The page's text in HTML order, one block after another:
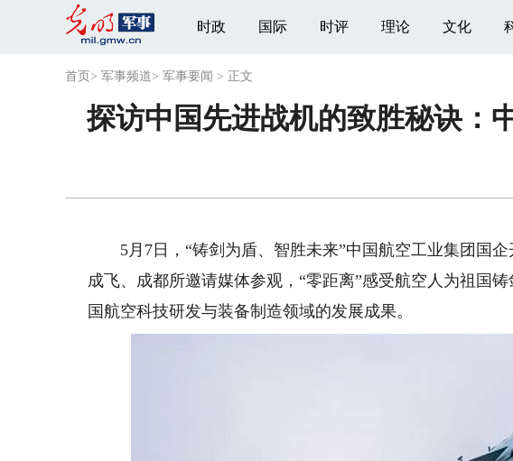
时政 国际 时评 理论 文化
首页 > 军事频道> 军事要闻 > 正文
探访中国先进战机的致胜秘诀：
5月7日，“铸剑为盾、智胜未来”中国航空工业集团国企
成飞、成都所邀请媒体参观，“零距离”感受航空人为祖国
国航空科技研发与装备制造领域的发展成果。